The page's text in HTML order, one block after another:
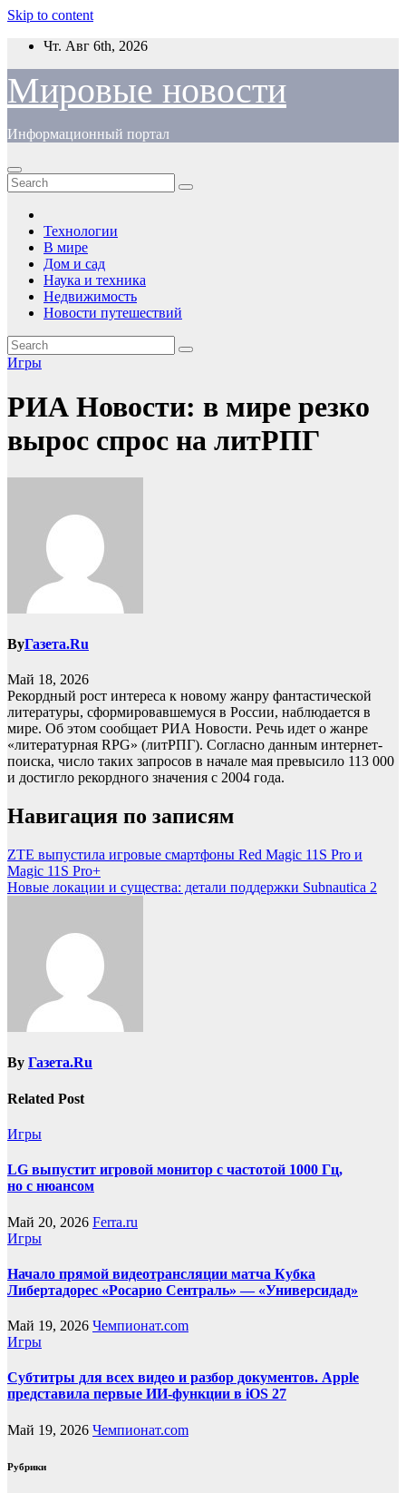
Skip to content
Чт. Авг 6th, 2026
Мировые новости
Информационный портал
Технологии
В мире
Дом и сад
Наука и техника
Недвижимость
Новости путешествий
Игры
РИА Новости: в мире резко
вырос спрос на литРПГ
ByГазета.Ru
Май 18, 2026
Рекордный рост интереса к новому жанру фантастической
литературы, сформировавшемуся в России, наблюдается в
мире. Об этом сообщает РИА Новости. Речь идет о жанре
«литературная RPG» (литРПГ). Согласно данным интернет-
поиска, число таких запросов в начале мая превысило 113 000
и достигло рекордного значения с 2004 года.
Навигация по записям
ZTE выпустила игровые смартфоны Red Magic 11S Pro и
Magic 11S Pro+
Новые локации и существа: детали поддержки Subnautica 2
By Газета.Ru
Related Post
Игры
LG выпустит игровой монитор с частотой 1000 Гц,
но с нюансом
Май 20, 2026 Ferra.ru
Игры
Начало прямой видеотрансляции матча Кубка
Либертадорес «Росарио Сентраль» — «Универсидад»
Май 19, 2026 Чемпионат.com
Игры
Субтитры для всех видео и разбор документов. Apple
представила первые ИИ-функции в iOS 27
Май 19, 2026 Чемпионат.com
Рубрики